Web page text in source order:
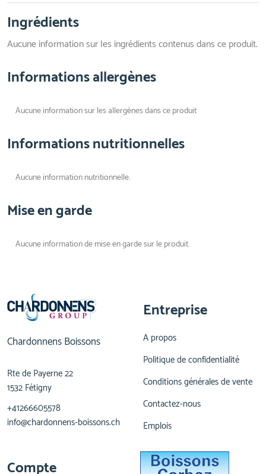
Ingrédients
Aucune information sur les ingrédients contenus dans ce produit.
Informations allergènes
Aucune information sur les allergènes dans ce produit
Informations nutritionnelles
Aucune information nutritionnelle.
Mise en garde
Aucune information de mise en garde sur le produit.
Chardonnens Boissons
Rte de Payerne 22
1532 Fétigny
+41266605578
info@chardonnens-boissons.ch
Entreprise
A propos
Politique de confidentialité
Conditions générales de vente
Contactez-nous
Emplois
Compte